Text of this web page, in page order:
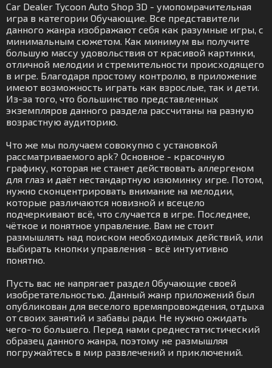
Car Dealer Tycoon Auto Shop 3D - умопомрачительная
игра в категории Обучающие. Все представители
данного жанра изображают себя как разумные игры, с
минимальным сюжетом. Как минимум вы получите
большую массу удовольствия от красивой картинки,
отличной мелодии и стремительности происходящего
в игре. Благодаря простому контролю, в приложение
имеют возможность играть как взрослые, так и дети.
Из-за того, что большинство представленных
экземпляров данного раздела рассчитаны на разную
возрастную аудиторию.
Что же мы получаем совокупно с установкой
рассматриваемого apk? Основное - красочную
графику, которая не станет действовать аллергеном
для глаз и даёт нестандартную изюминку игре. Потом,
нужно сконцентрировать внимание на мелодии,
которые различаются новизной и всецело
подчеркивают всё, что случается в игре. Последнее,
чёткое и понятное управление. Вам не стоит
размышлять над поиском необходимых действий, или
выбирать кнопки управления - всё интуитивно
понятно.
Пусть вас не напрягает раздел Обучающие своей
изобретательностью. Данный жанр приложений был
опубликован для веселого времяпровождения, отдыха
от своих занятий и забавы ради. Не нужно ожидать
чего-то большего. Перед нами среднестатистический
образец данного жанра, поэтому не размышляя
погружайтесь в мир развлечений и приключений.